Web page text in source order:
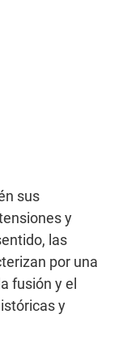
sus
y
las
por una
fusión y el
y